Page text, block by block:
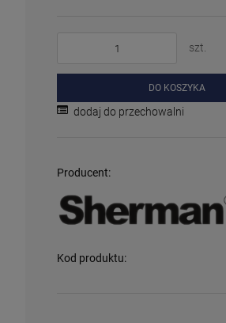
szt.
DO KOSZYKA
dodaj do przechowalni
Producent:
Kod produktu: